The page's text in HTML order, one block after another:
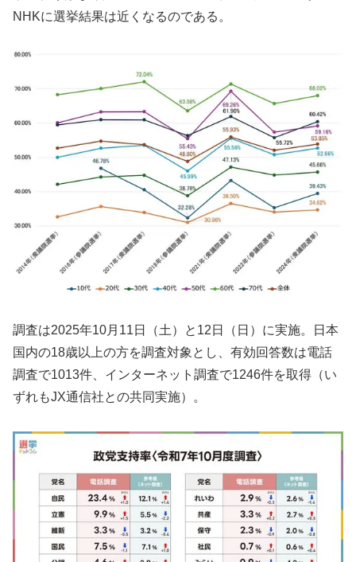
NHKに選挙結果は近くなるのである。
調査は2025年10月11日（土）と12日（日）に実施。日本
国内の18歳以上の方を調査対象とし、有効回答数は電話
調査で1013件、インターネット調査で1246件を取得（い
ずれもJX通信社との共同実施）。